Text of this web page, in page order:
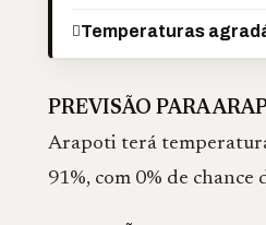
Temperaturas
PREVISÃO PARA
Arapoti terá
91%, com 0% de